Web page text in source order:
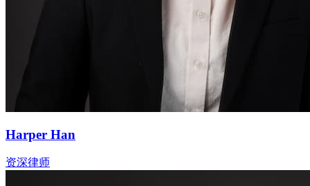
Harper Han
资深律师